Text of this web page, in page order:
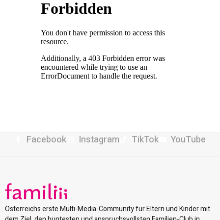
Facebook Instagram TikTok YouTube
Österreichs erste Multi-Media-Community für Eltern und Kinder mit